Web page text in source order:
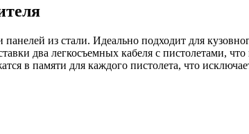
из стали. Идеально подходит для
два легкосъемных кабеля с пистолетами,
в памяти для каждого пистолета, что